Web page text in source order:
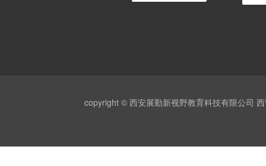
copyright © 西安展勤新视野教育科技有限公司